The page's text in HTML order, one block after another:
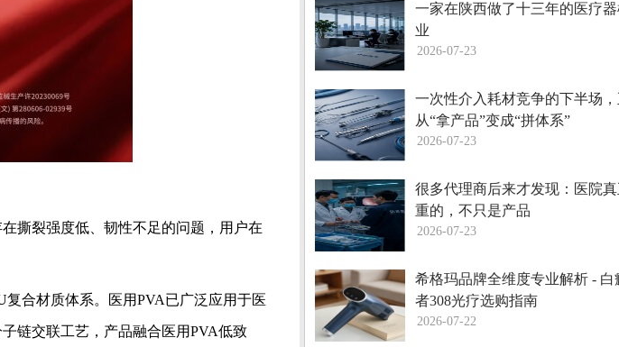
撕裂强度低、韧性不足的问题，用户在
合材质体系。医用PVA已广泛应用于医
链交联工艺，产品融合医用PVA低致
一家在陕西做了十三年的医疗
业
2026-07-23
一次性介入耗材竞争的下半场
从“拿产品”变成“拼体系”
2026-07-23
很多代理商后来才发现：医院
重的，不只是产品
2026-07-23
希格玛品牌全维度专业解析 - 白
者308光疗选购指南
2026-07-22